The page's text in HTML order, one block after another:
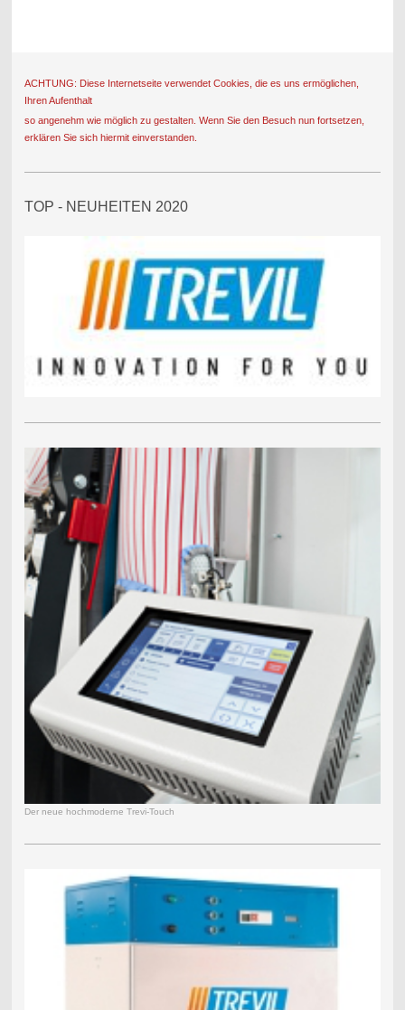
ACHTUNG: Diese Internetseite verwendet Cookies, die es uns ermöglichen,
Ihren Aufenthalt
so angenehm wie möglich zu gestalten. Wenn Sie den Besuch nun fortsetzen,
erklären Sie sich hiermit einverstanden.
TOP - NEUHEITEN 2020
Der neue hochmoderne Trevi-Touch